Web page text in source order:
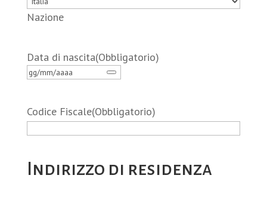
Nazione
Data di nascita(Obbligatorio)
Codice Fiscale(Obbligatorio)
Indirizzo di residenza